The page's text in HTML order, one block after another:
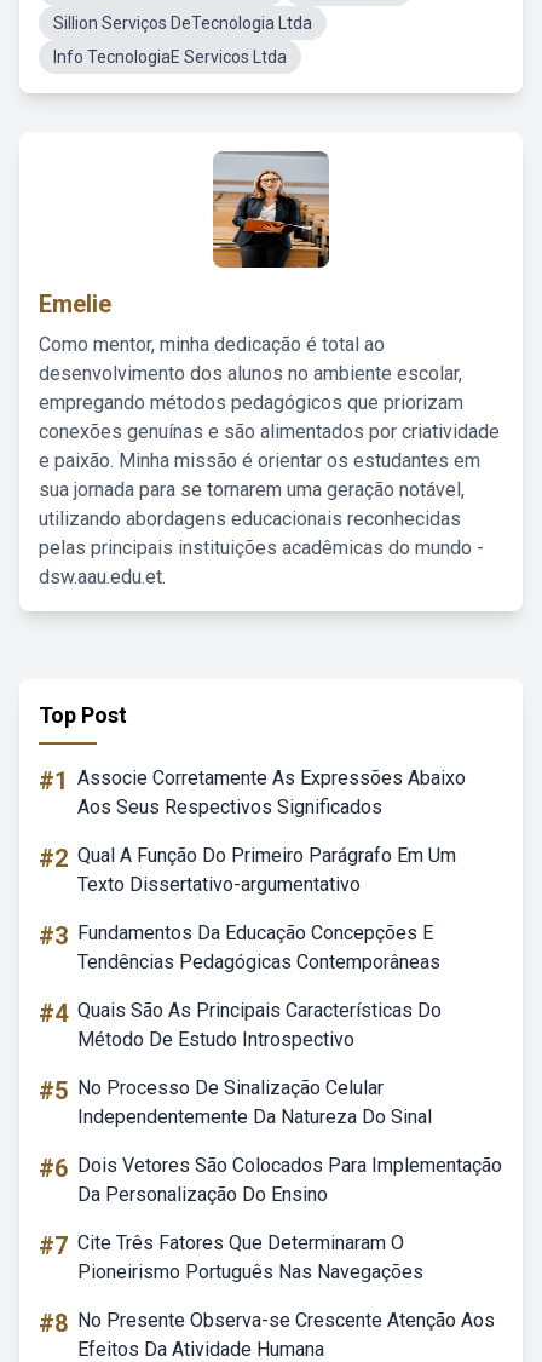
Sillion Serviços DeTecnologia Ltda
Info TecnologiaE Servicos Ltda
Emelie
Como mentor, minha dedicação é total ao
desenvolvimento dos alunos no ambiente escolar,
empregando métodos pedagógicos que priorizam
conexões genuínas e são alimentados por criatividade
e paixão. Minha missão é orientar os estudantes em
sua jornada para se tornarem uma geração notável,
utilizando abordagens educacionais reconhecidas
pelas principais instituições acadêmicas do mundo -
dsw.aau.edu.et.
Top Post
#1 Associe Corretamente As Expressões Abaixo
Aos Seus Respectivos Significados
#2 Qual A Função Do Primeiro Parágrafo Em Um
Texto Dissertativo-argumentativo
#3 Fundamentos Da Educação Concepções E
Tendências Pedagógicas Contemporâneas
#4 Quais São As Principais Características Do
Método De Estudo Introspectivo
#5 No Processo De Sinalização Celular
Independentemente Da Natureza Do Sinal
#6 Dois Vetores São Colocados Para Implementação
Da Personalização Do Ensino
#7 Cite Três Fatores Que Determinaram O
Pioneirismo Português Nas Navegações
#8 No Presente Observa-se Crescente Atenção Aos
Efeitos Da Atividade Humana